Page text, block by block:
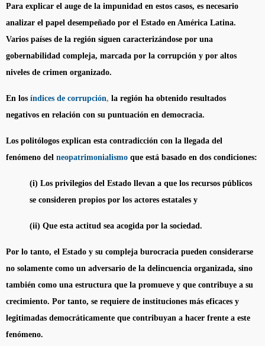
Para explicar el auge de la impunidad en estos casos, es necesario
analizar el papel desempeñado por el Estado en América Latina.
Varios países de la región siguen caracterizándose por una
gobernabilidad compleja, marcada por la corrupción y por altos
niveles de crimen organizado.
En los índices de corrupción, la región ha obtenido resultados
negativos en relación con su puntuación en democracia.
Los politólogos explican esta contradicción con la llegada del
fenómeno del neopatrimonialismo que está basado en dos condiciones:
(i) Los privilegios del Estado llevan a que los recursos públicos
se consideren propios por los actores estatales y
(ii) Que esta actitud sea acogida por la sociedad.
Por lo tanto, el Estado y su compleja burocracia pueden considerarse
no solamente como un adversario de la delincuencia organizada, sino
también como una estructura que la promueve y que contribuye a su
crecimiento. Por tanto, se requiere de instituciones más eficaces y
legitimadas democráticamente que contribuyan a hacer frente a este
fenómeno.